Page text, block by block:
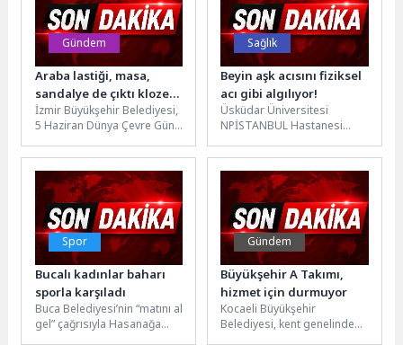
Gündem
Araba lastiği, masa,
sandalye de çıktı klozet
kapağı da
İzmir Büyükşehir Belediyesi,
5 Haziran Dünya Çevre Günü
kapsamında Bostanlı
Balıkçı...
Sağlık
Beyin aşk acısını fiziksel
acı gibi algılıyor!
Üsküdar Üniversitesi
NPİSTANBUL Hastanesi
acısının beyinde ve
psikolojide nasıl işlendiği,
ayrılık...
Spor
Bucalı kadınlar baharı
sporla karşıladı
Buca Belediyesi’nin “matını al
gel” çağrısıyla Hasanağa
Gündem
Büyükşehir A Takımı,
hizmet için durmuyor
Kocaeli Büyükşehir
Belediyesi, kent genelinde